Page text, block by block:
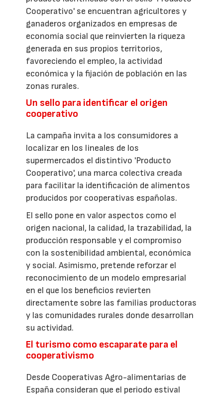
Cooperativo' se encuentran agricultores y
ganaderos organizados en empresas de
economía social que reinvierten la riqueza
generada en sus propios territorios,
favoreciendo el empleo, la actividad
económica y la fijación de población en las
zonas rurales.
Un sello para identificar el origen
cooperativo
La campaña invita a los consumidores a
localizar en los lineales de los
supermercados el distintivo 'Producto
Cooperativo', una marca colectiva creada
para facilitar la identificación de alimentos
producidos por cooperativas españolas.
El sello pone en valor aspectos como el
origen nacional, la calidad, la trazabilidad, la
producción responsable y el compromiso
con la sostenibilidad ambiental, económica
y social. Asimismo, pretende reforzar el
reconocimiento de un modelo empresarial
en el que los beneficios revierten
directamente sobre las familias productoras
y las comunidades rurales donde desarrollan
su actividad.
El turismo como escaparate para el
cooperativismo
Desde Cooperativas Agro-alimentarias de
España consideran que el periodo estival